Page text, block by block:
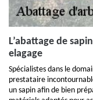
L’abattage de
elagage
Spécialistes dans le
prestataire
un sapin afin de bien